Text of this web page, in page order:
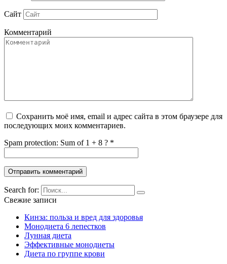
Сайт
Комментарий
Сохранить моё имя, email и адрес сайта в этом браузере для
последующих моих комментариев.
Spam protection: Sum of 1 + 8 ? *
Search for:
Свежие записи
Кинза: польза и вред для здоровья
Монодиета 6 лепестков
Лунная диета
Эффективные монодиеты
Диета по группе крови